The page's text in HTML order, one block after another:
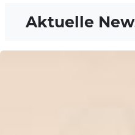
Aktuelle